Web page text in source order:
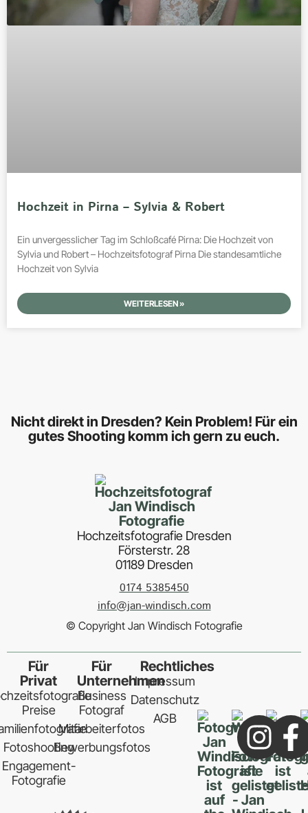
Hochzeit in Pirna – Sylvia & Robert
Ein unvergesslicher Tag im Schloßcafé Pirna: Die Hochzeit von
Sylvia und Robert – Hochzeitsfotograf Pirna Die standesamtliche
Hochzeit von Sylvia
WEITERLESEN »
Nicht direkt in Dresden? Kein Problem! Für ein
gutes Shooting komm ich gern zu euch.
Hochzeitsfotografie Dresden
Försterstr. 28
01189 Dresden
0174 5385450
info@jan-windisch.com
© Copyright Jan Windisch Fotografie
Für
Privat
Preise
Fotoshooting
Engagement-
Fotografie
Für
Unternehmen
Business
Fotograf
Mitarbeiterfotos
Bewerbungsfotos
Rechtliches
Impressum
Datenschutz
AGB